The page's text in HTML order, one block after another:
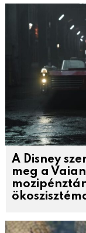
A Disney
meg a